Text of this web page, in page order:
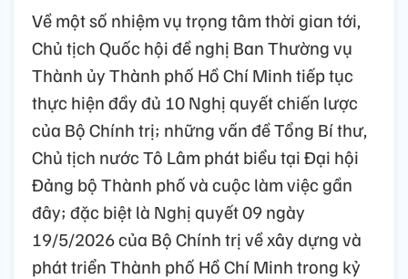
Về một số nhiệm vụ trọng tâm thời gian tới,
Chủ tịch Quốc hội đề nghị Ban Thường vụ
Thành ủy Thành phố Hồ Chí Minh tiếp tục
thực hiện đầy đủ 10 Nghị quyết chiến lược
của Bộ Chính trị; những vấn đề Tổng Bí thư,
Chủ tịch nước Tô Lâm phát biểu tại Đại hội
Đảng bộ Thành phố và cuộc làm việc gần
đây; đặc biệt là Nghị quyết 09 ngày
19/5/2026 của Bộ Chính trị về xây dựng và
phát triển Thành phố Hồ Chí Minh trong kỷ